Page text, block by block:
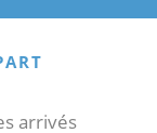
arrivés